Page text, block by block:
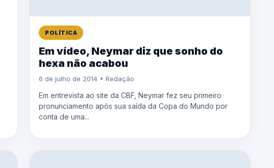
POLÍTICA
Em vídeo, Neymar diz que sonho do
hexa não acabou
6 de julho de 2014 • Redação
Em entrevista ao site da CBF, Neymar fez seu primeiro
pronunciamento após sua saída da Copa do Mundo por
conta de uma...